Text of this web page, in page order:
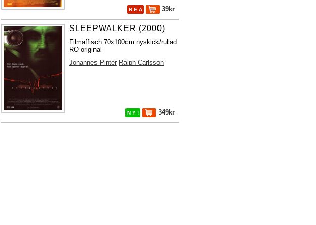
R E A 39kr
SLEEPWALKER (2000)
Filmaffisch 70x100cm nyskick/rullad
RO original
Johannes Pinter Ralph Carlsson
N Y ! 349kr